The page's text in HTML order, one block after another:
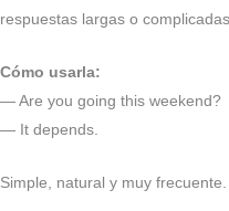
respuestas largas o complicadas.
Cómo usarla:
— Are you going this weekend?
— It depends.
Simple, natural y muy frecuente.